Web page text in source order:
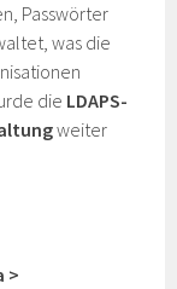
Passwörter
was die
die LDAPS-
weiter
>